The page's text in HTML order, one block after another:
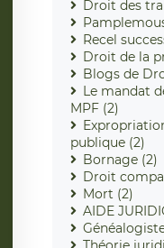
Droit des
Recel
Droit de la
Blogs de
Le mandat
MPF (2)
publique (2)
Bornage (2)
Droit
Mort (2)
AIDE